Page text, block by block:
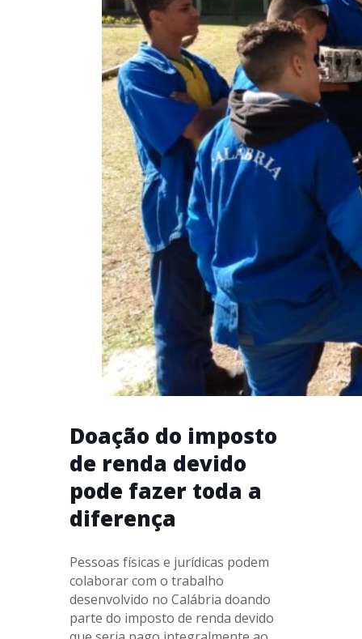
Doação do imposto
de renda devido
pode fazer toda a
diferença
Pessoas físicas e jurídicas podem
colaborar com o trabalho
desenvolvido no Calábria doando
parte do imposto de renda devido